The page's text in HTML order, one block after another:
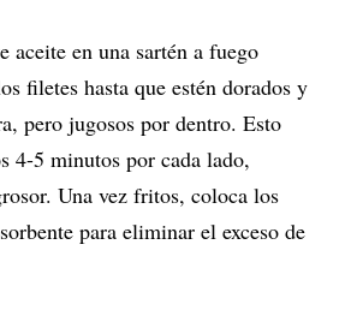
aceite en una sartén a fuego
filetes hasta que estén dorados y
pero jugosos por dentro. Esto
4-5 minutos por cada lado,
Una vez fritos, coloca los
para eliminar el exceso de